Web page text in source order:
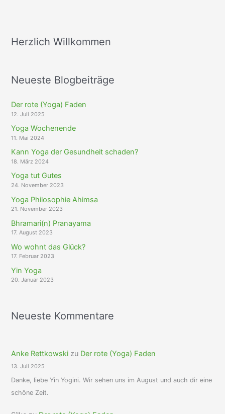
Herzlich Willkommen
Neueste Blogbeiträge
Der rote (Yoga) Faden
12. Juli 2025
Yoga Wochenende
11. Mai 2024
Kann Yoga der Gesundheit schaden?
18. März 2024
Yoga tut Gutes
24. November 2023
Yoga Philosophie Ahimsa
21. November 2023
Bhramari(n) Pranayama
17. August 2023
Wo wohnt das Glück?
17. Februar 2023
Yin Yoga
20. Januar 2023
Neueste Kommentare
Anke Rettkowski zu Der rote (Yoga) Faden
13. Juli 2025
Danke, liebe Yin Yogini. Wir sehen uns im August und auch dir eine
schöne Zeit.